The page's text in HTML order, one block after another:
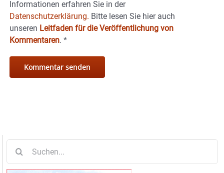
Informationen erfahren Sie in der
Datenschutzerklärung. Bitte lesen Sie hier auch
unseren Leitfaden für die Veröffentlichung von
Kommentaren. *
nach: